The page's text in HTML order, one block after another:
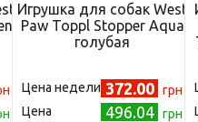
Игрушка для собак West
Paw Toppl Stopper Aqua
голубая
Цена недели 372.00 грн
Цена
496.04 грн